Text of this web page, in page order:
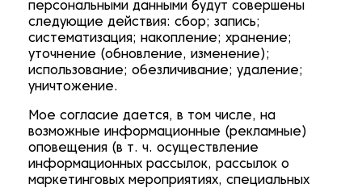
персональными данными будут совершены
следующие действия: сбор; запись;
систематизация; накопление; хранение;
уточнение (обновление, изменение);
использование; обезличивание; удаление;
уничтожение.
Мое согласие дается, в том числе, на
возможные информационные (рекламные)
оповещения (в т. ч. осуществление
информационных рассылок, рассылок о
маркетинговых мероприятиях, специальных